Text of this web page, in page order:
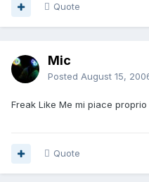
Quote
Mic
Posted August 15,
Freak Like Me mi piace proprio
Quote